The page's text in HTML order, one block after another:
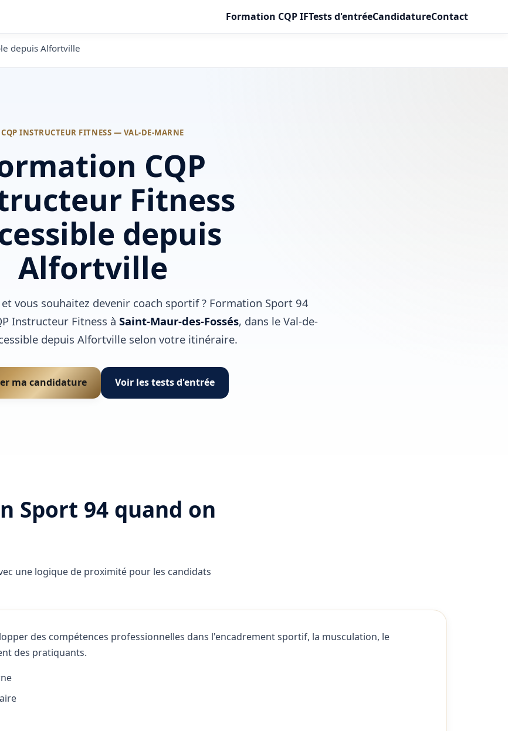
Formation CQP IFTests d'entréeCandidatureContact
depuis Alfortville
CQP INSTRUCTEUR FITNESS — VAL-DE-MARNE
CQP
Fitness
depuis
Alfortville
et vous souhaitez devenir coach sportif ? Formation Sport 94
Instructeur Fitness à Saint-Maur-des-Fossés, dans le Val-de-
depuis Alfortville selon votre itinéraire.
ma candidature Voir les tests d'entrée
Sport 94 quand on
une logique de proximité pour les candidats
des compétences professionnelles dans l'encadrement sportif, la musculation, le
des pratiquants.